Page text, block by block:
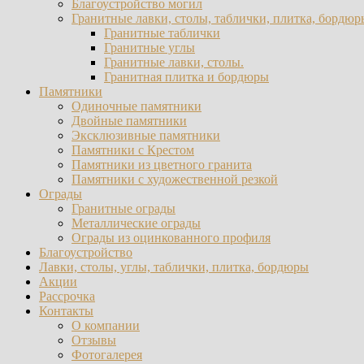
Благоустройство могил
Гранитные лавки, столы, таблички, плитка,
Гранитные таблички
Гранитные углы
Гранитные лавки, столы.
Гранитная плитка и бордюры
Памятники
Одиночные памятники
Двойные памятники
Эксклюзивные памятники
Памятники с Крестом
Памятники из цветного гранита
Памятники с художественной резкой
Ограды
Гранитные ограды
Металлические ограды
Ограды из оцинкованного профиля
Благоустройство
Лавки, столы, углы, таблички, плитка, бордюры
Акции
Рассрочка
Контакты
О компании
Отзывы
Фотогалерея